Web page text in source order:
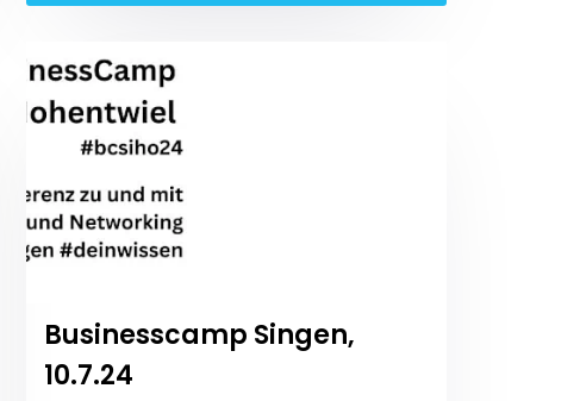
Businesscamp Singen,
10.7.24